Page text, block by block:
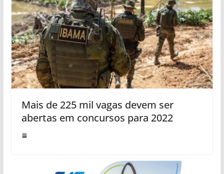
Mais de 225 mil vagas devem ser
abertas em concursos para 2022